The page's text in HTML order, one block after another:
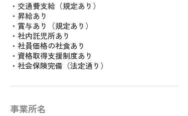
・交通費支給（規定あり）
・昇給あり
・賞与あり（規定あり）
・社内託児所あり
・社員価格の社食あり
・資格取得支援制度あり
・社会保険完備（法定通り）
事業所名